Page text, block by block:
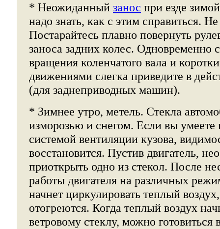
* Неожиданный занос при езде
надо знать, как с этим справиться.
Постарайтесь плавно повернуть
заноса задних колес. Одновременно
вращения коленчатого вала и
движениями слегка приведите в
(для заднеприводных машин).
* Зимнее утро, метель. Стекла
изморозью и снегом. Если вы умеете
системой вентиляции кузова,
восстановится. Пустив двигатель,
приоткрыть одно из стекол. После
работы двигателя на различных
начнет циркулировать теплый
отогреются. Когда теплый воздух
ветровому стеклу, можно готовиться